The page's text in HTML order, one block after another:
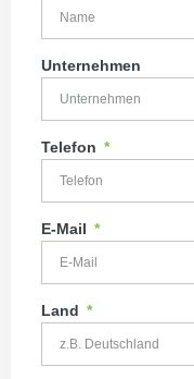
Unternehmen
Telefon
E-Mail
Land